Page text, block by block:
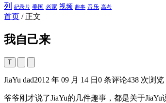
列
纪录片 美国 老家 视频 趣事 音乐 高考
首页 / 正文
我自己来
T
JiaYu dad2012 年 09 月 14 日 0 条评论438 次浏览
爷爷刚才说了JiaYu的几件趣事，都是关于JiaYu